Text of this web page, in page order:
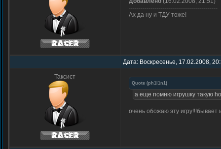
---------------------------------------------
Ах да ну и ТДУ тоже!
Дата: Воскресенье, 17.02.2008,
Таксист
Quote (ph1l1n1)
а еще помню игрушку такую
очень обожаю эту игру!!!бывает